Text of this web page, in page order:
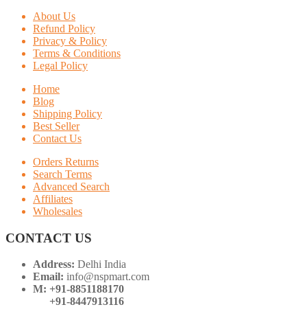
About Us
Refund Policy
Privacy & Policy
Terms & Conditions
Legal Policy
Home
Blog
Shipping Policy
Best Seller
Contact Us
Orders Returns
Search Terms
Advanced Search
Affiliates
Wholesales
CONTACT US
Address: Delhi India
Email: info@nspmart.com
M: +91-8851188170
+91-8447913116